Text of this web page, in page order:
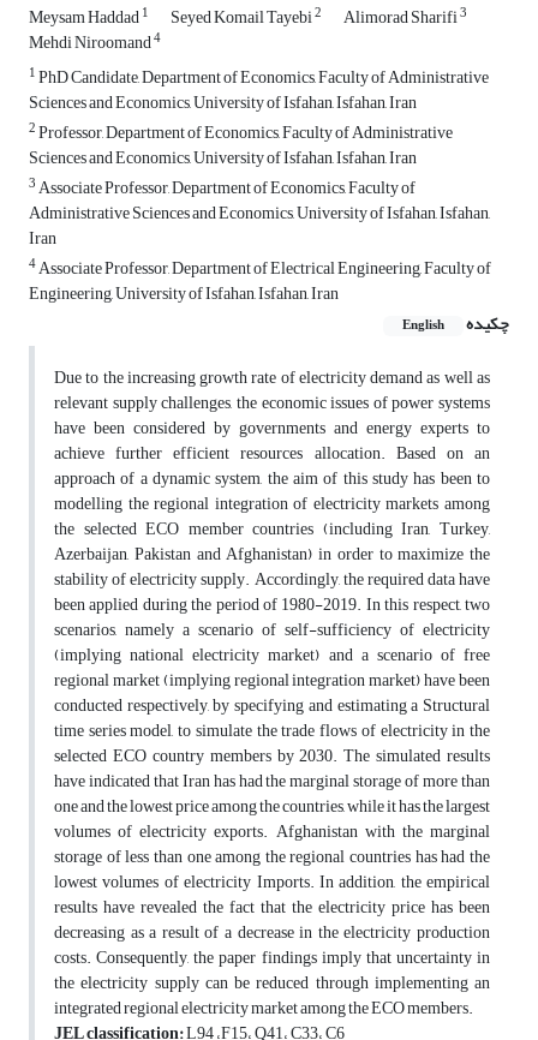
Meysam Haddad1 Seyed Komail Tayebi2 Alimorad Sharifi3
Mehdi Niroomand4
1PhD Candidate, Department of Economics, Faculty of Administrative
Sciences and Economics, University of Isfahan, Isfahan, Iran
2Professor, Department of Economics, Faculty of Administrative
Sciences and Economics, University of Isfahan, Isfahan, Iran
3Associate Professor, Department of Economics, Faculty of
Administrative Sciences and Economics, University of Isfahan, Isfahan,
Iran
4Associate Professor, Department of Electrical Engineering, Faculty of
Engineering, University of Isfahan, Isfahan, Iran
چکیده
English
Due to the increasing growth rate of electricity demand as well as
relevant supply challenges, the economic issues of power systems
have been considered by governments and energy experts to
achieve further efficient resources allocation. Based on an
approach of a dynamic system, the aim of this study has been to
modelling the regional integration of electricity markets among
the selected ECO member countries (including Iran, Turkey,
Azerbaijan, Pakistan and Afghanistan) in order to maximize the
stability of electricity supply. Accordingly, the required data have
been applied during the period of 1980-2019. In this respect, two
scenarios, namely a scenario of self-sufficiency of electricity
(implying national electricity market) and a scenario of free
regional market (implying regional integration market) have been
conducted respectively, by specifying and estimating a Structural
time series model, to simulate the trade flows of electricity in the
selected ECO country members by 2030. The simulated results
have indicated that Iran has had the marginal storage of more than
one and the lowest price among the countries, while it has the largest
volumes of electricity exports. Afghanistan with the marginal
storage of less than one among the regional countries has had the
lowest volumes of electricity Imports. In addition, the empirical
results have revealed the fact that the electricity price has been
decreasing as a result of a decrease in the electricity production
costs. Consequently, the paper findings imply that uncertainty in
the electricity supply can be reduced through implementing an
integrated regional electricity market among the ECO members.